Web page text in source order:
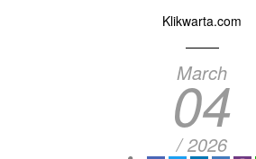
Klikwarta.com
March
04
/ 2026